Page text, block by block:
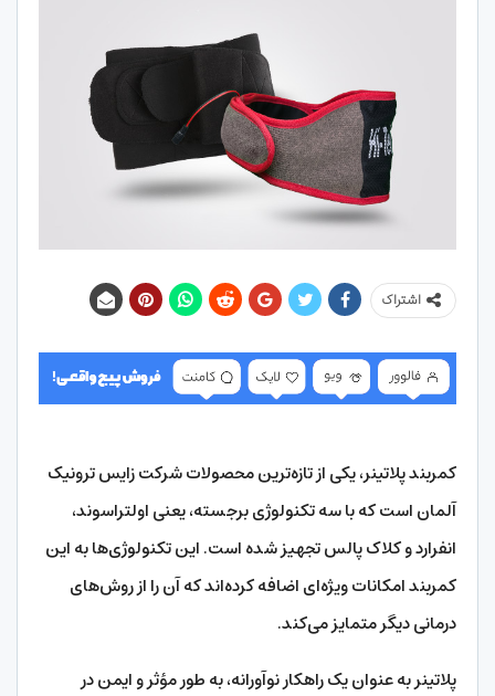
اشتراک
کمربند پلاتینر، یکی از تازه‌ترین محصولات شرکت زایس ترونیک
آلمان است که با سه تکنولوژی برجسته، یعنی اولتراسوند،
انفرارد و کلاک پالس تجهیز شده است. این تکنولوژی‌ها به این
کمربند امکانات ویژه‌ای اضافه کرده‌اند که آن را از روش‌های
درمانی دیگر متمایز می‌کند.
پلاتینر به عنوان یک راهکار نوآورانه، به طور مؤثر و ایمن در